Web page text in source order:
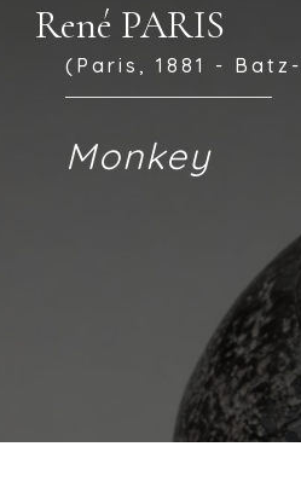
René PARIS
(Paris, 1881 -
Monkey